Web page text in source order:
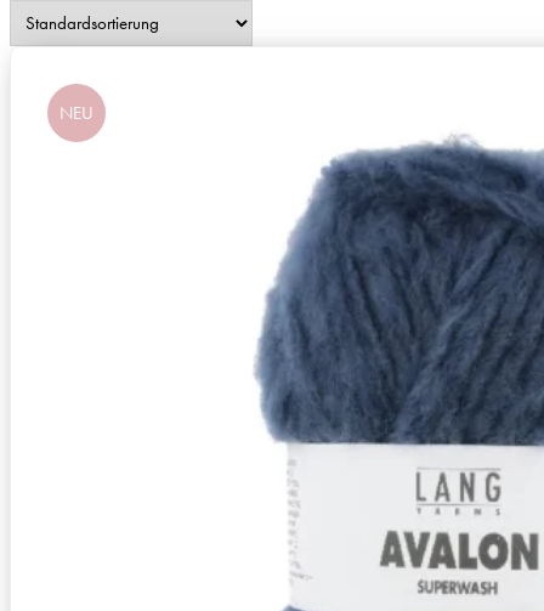
NEU
Zusammensetzung
Superwash, 60% Schurwolle (Merino
Lauflänge
~82m / 50g
Nadelstärke
Ø 8 mm
Garnstärke
Chunky
Maschenprobe
11 M x 15 R